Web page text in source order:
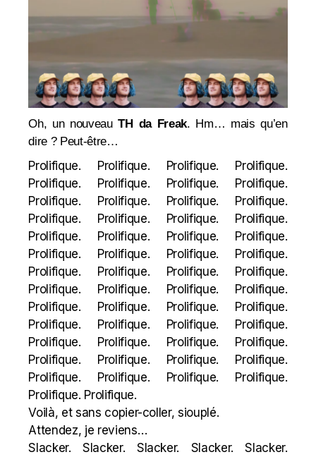
Oh, un nouveauTH da Freak. Hm… mais qu’en
dire ? Peut-être…
Prolifique. Prolifique. Prolifique. Prolifique.
Prolifique. Prolifique. Prolifique. Prolifique.
Prolifique. Prolifique. Prolifique. Prolifique.
Prolifique. Prolifique. Prolifique. Prolifique.
Prolifique. Prolifique. Prolifique. Prolifique.
Prolifique. Prolifique. Prolifique. Prolifique.
Prolifique. Prolifique. Prolifique. Prolifique.
Prolifique. Prolifique. Prolifique. Prolifique.
Prolifique. Prolifique. Prolifique. Prolifique.
Prolifique. Prolifique. Prolifique. Prolifique.
Prolifique. Prolifique. Prolifique. Prolifique.
Prolifique. Prolifique. Prolifique. Prolifique.
Prolifique. Prolifique. Prolifique. Prolifique.
Prolifique. Prolifique.
Voilà, et sans copier-coller, siouplé.
Attendez, je reviens…
Slacker. Slacker. Slacker. Slacker. Slacker.